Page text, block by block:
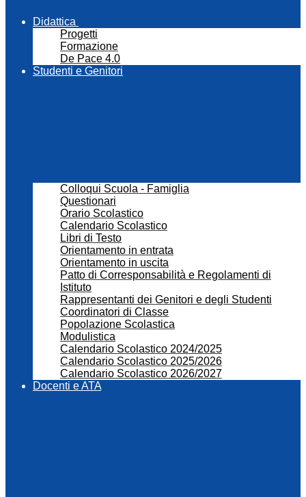
Didattica
Progetti
Formazione
De Pace 4.0
Studenti e Genitori
Colloqui Scuola - Famiglia
Questionari
Orario Scolastico
Calendario Scolastico
Libri di Testo
Orientamento in entrata
Orientamento in uscita
Patto di Corresponsabilità e Regolamenti di
Istituto
Rappresentanti dei Genitori e degli Studenti
Coordinatori di Classe
Popolazione Scolastica
Modulistica
Calendario Scolastico 2024/2025
Calendario Scolastico 2025/2026
Calendario Scolastico 2026/2027
Docenti e ATA